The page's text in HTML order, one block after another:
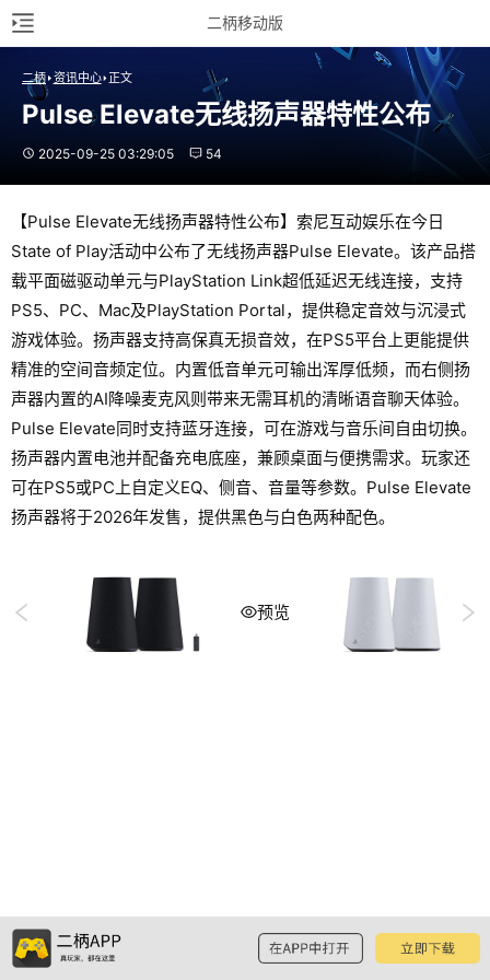
二柄移动版
二柄 资讯中心 正文
Pulse Elevate无线扬声器特性公布
2025-09-25 03:29:05 54
【Pulse Elevate无线扬声器特性公布】索尼互动娱乐在今日
State of Play活动中公布了无线扬声器Pulse Elevate。该产品搭
载平面磁驱动单元与PlayStation Link超低延迟无线连接，支持
PS5、PC、Mac及PlayStation Portal，提供稳定音效与沉浸式
游戏体验。扬声器支持高保真无损音效，在PS5平台上更能提供
精准的空间音频定位。内置低音单元可输出浑厚低频，而右侧扬
声器内置的AI降噪麦克风则带来无需耳机的清晰语音聊天体验。
Pulse Elevate同时支持蓝牙连接，可在游戏与音乐间自由切换。
扬声器内置电池并配备充电底座，兼顾桌面与便携需求。玩家还
可在PS5或PC上自定义EQ、侧音、音量等参数。Pulse Elevate
扬声器将于2026年发售，提供黑色与白色两种配色。
预览